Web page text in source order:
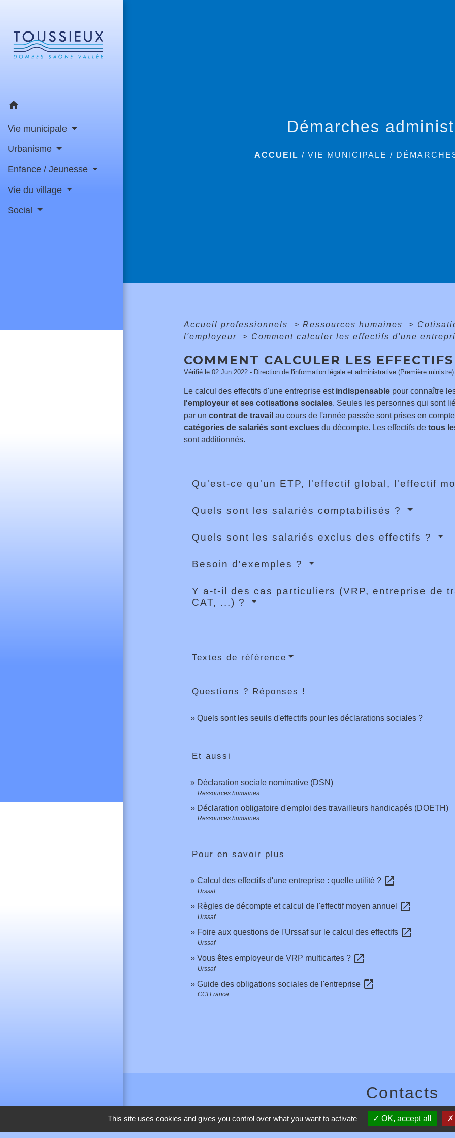
home
Vie municipale
Urbanisme
Enfance / Jeunesse
Vie du village
Social
Démarches
ACCUEIL /VIE MUNICIPALE /
Accueil professionnels > Ressources humaines >
l'employeur
> Comment calculer les effectifs d'une
COMMENT CALCULER LES
Vérifié le 02 Jun 2022 - Direction de l'information légale et administrative (Première ministre)
Le calcul des effectifs d'une entreprise est indispensablepour connaître
l'employeur et ses cotisations sociales. Seules les personnes qui sont
par un contrat de travail au cours de l'année passée sont prises en
catégories de salariés sont excluesdu décompte. Les effectifs de tous
sont additionnés.
Qu'est-ce qu'un ETP, l'effectif global, l'effectif
Quels sont les salariés comptabilisés ?
Quels sont les salariés exclus des effectifs ?
Besoin d'exemples ?
Y a-t-il des cas particuliers (VRP, entreprise de
CAT, ...) ?
Textes de référence
Questions ? Réponses !
Quels sont les seuils d'effectifs pour les déclarations sociales ?
Et aussi
Déclaration sociale nominative (DSN)
Ressources humaines
Déclaration obligatoire d'emploi des travailleurs handicapés (DOETH)
Ressources humaines
Pour en savoir plus
Calcul des effectifs d'une entreprise : quelle utilité ? open_in_new
Urssaf
Règles de décompte et calcul de l'effectif moyen annuel open_in_new
Urssaf
Foire aux questions de l'Urssaf sur le calcul des effectifs open_in_new
Urssaf
Vous êtes employeur de VRP multicartes ? open_in_new
Urssaf
Guide des obligations sociales de l'entreprise open_in_new
CCI France
Contacts
Commune de Toussieux
346, Route du Morbier
This site uses cookies and gives you control over what you want to activate OK, accept all